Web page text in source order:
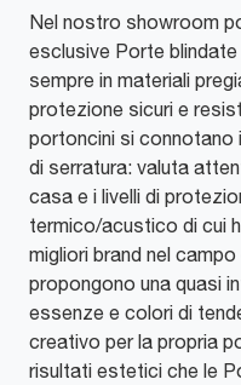
Nel nostro showroom
esclusive Porte
sempre in materiali
protezione sicuri e
portoncini si connotano
di serratura: valuta
casa e i livelli di
termico/acustico di cui
migliori brand nel
propongono una quasi
essenze e colori di
creativo per la propria
risultati estetici che le